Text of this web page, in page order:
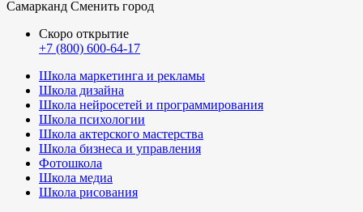
Самарканд Сменить город
Скоро открытие
+7 (800) 600-64-17
Школа маркетинга и рекламы
Школа дизайна
Школа нейросетей и программирования
Школа психологии
Школа актерского мастерства
Школа бизнеса и управления
Фотошкола
Школа медиа
Школа рисования